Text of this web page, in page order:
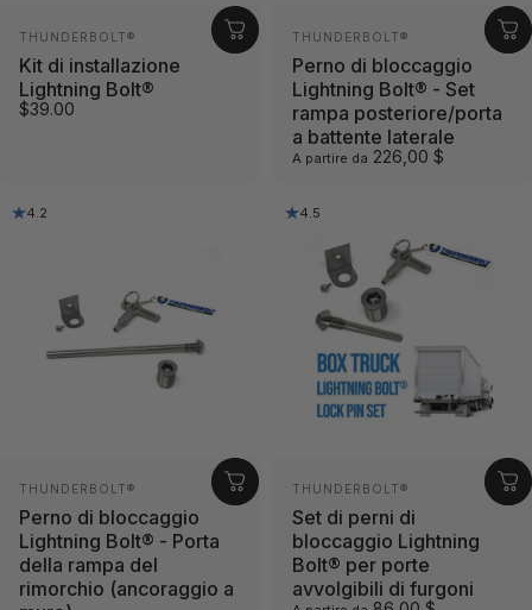
Fornitore:
THUNDERBOLT®
Kit di installazione
Lightning Bolt®
$39.00
Fornitore:
THUNDERBOLT®
Perno di bloccaggio
Lightning Bolt® - Set
rampa posteriore/porta
a battente laterale
A partire da 226,00 $
4.2
Fornitore:
THUNDERBOLT®
Perno di bloccaggio
Lightning Bolt® - Porta
della rampa del
rimorchio (ancoraggio a
4.5
Fornitore:
THUNDERBOLT®
Set di perni di
bloccaggio Lightning
Bolt® per porte
avvolgibili di furgoni